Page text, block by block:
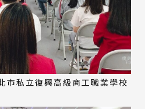
私立復興高級商工職業學校